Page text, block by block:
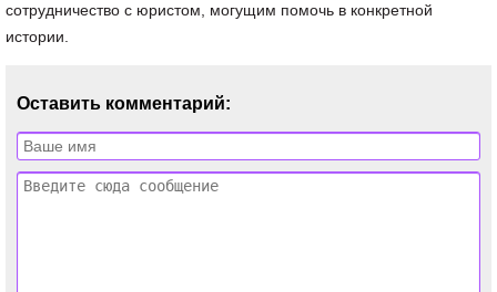
сотрудничество с юристом, могущим помочь в конкретной
истории.
Оставить комментарий: